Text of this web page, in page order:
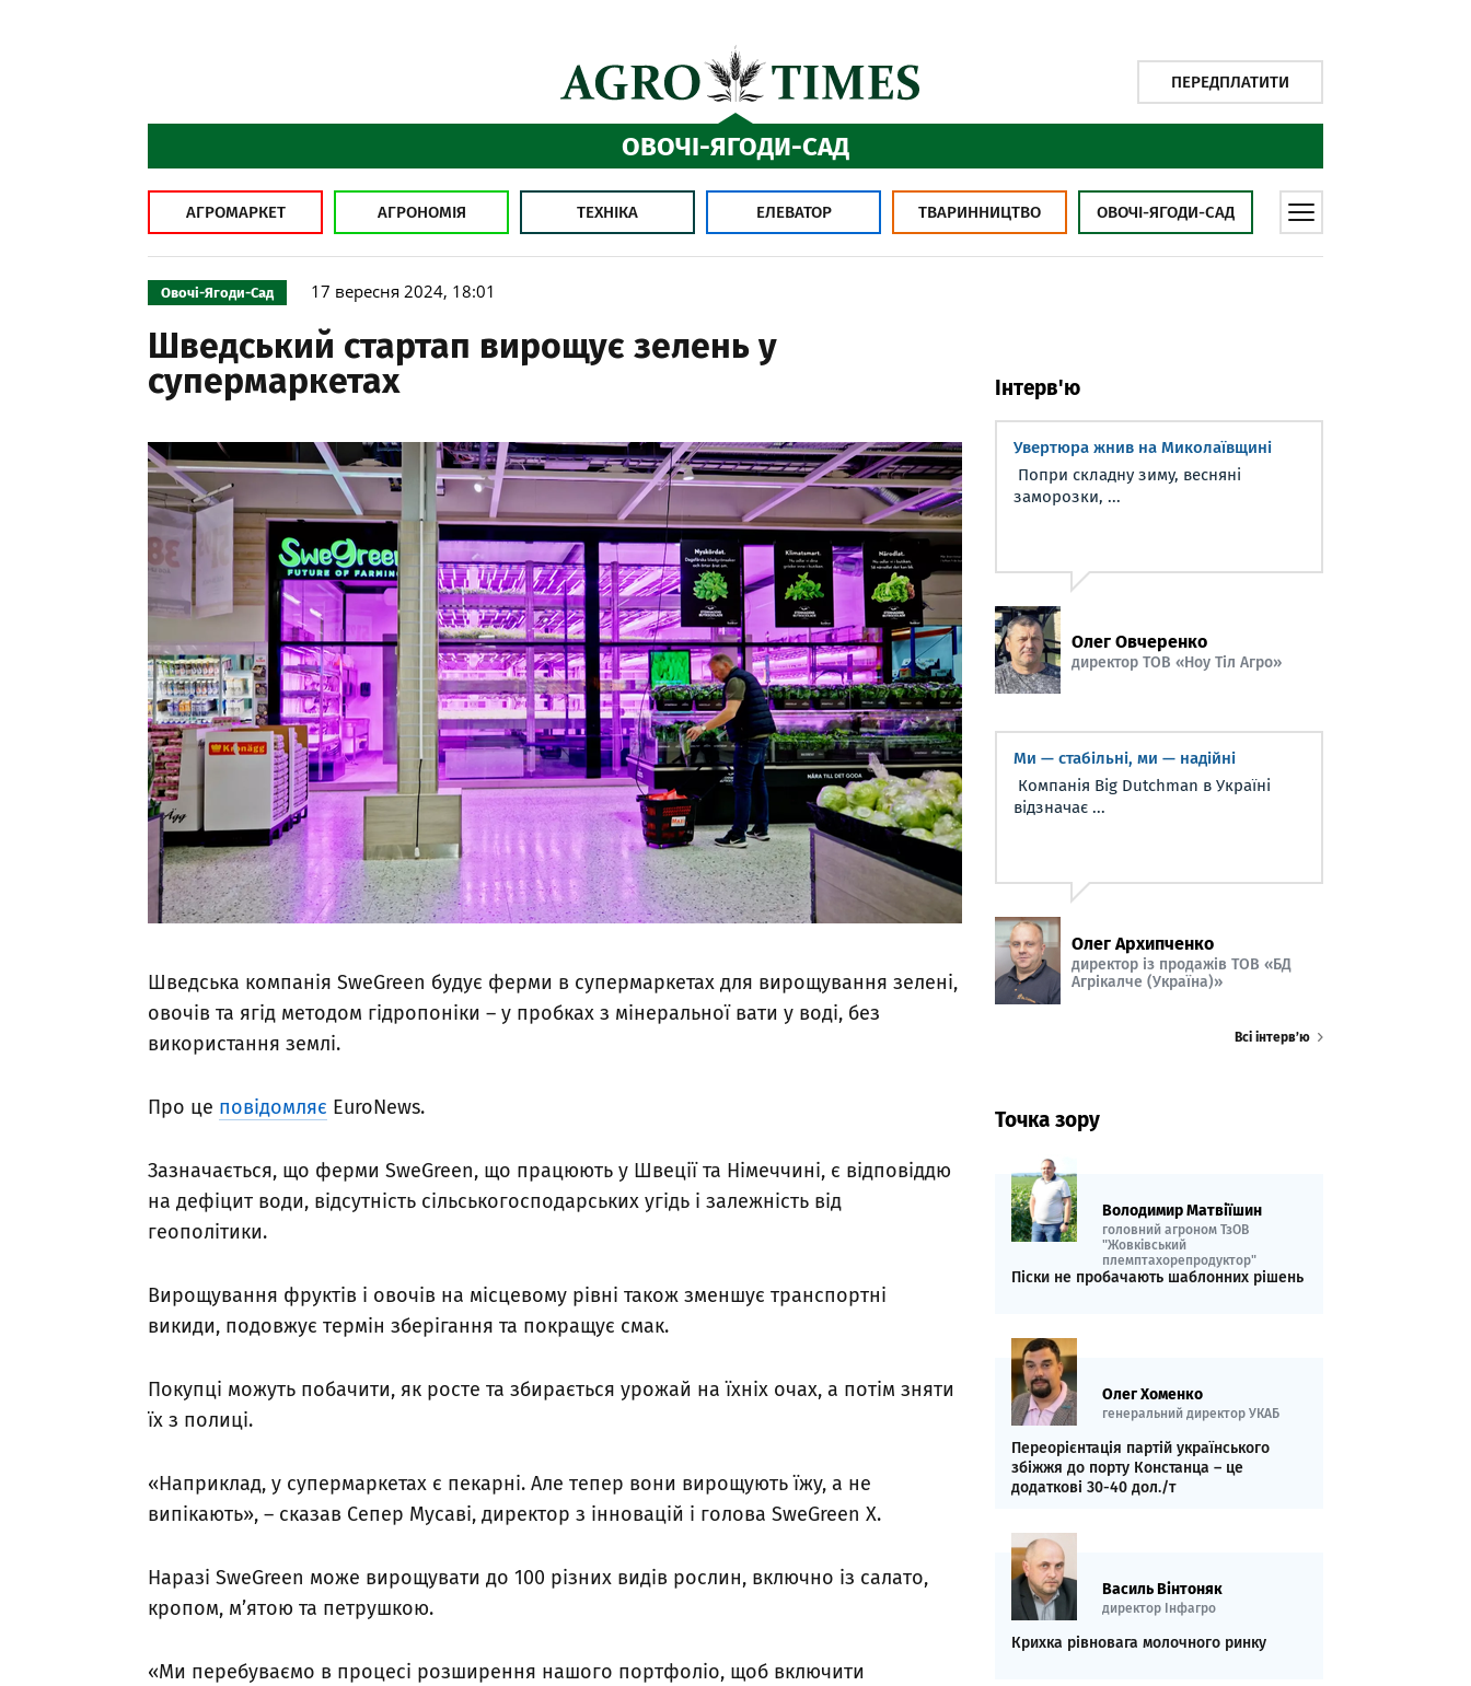
ПЕРЕДПЛАТИТИ
ОВОЧІ-ЯГОДИ-САД
АГРОМАРКЕТ АГРОНОМІЯ ТЕХНІКА ЕЛЕВАТОР ТВАРИННИЦТВО ОВОЧІ-ЯГОДИ-САД
Овочі-Ягоди-Сад 17 вересня 2024, 18:01
Шведський стартап вирощує зелень у
супермаркетах
Шведська компанія SweGreen будує ферми в супермаркетах для вирощування зелені,
овочів та ягід методом гідропоніки – у пробках з мінеральної вати у воді, без
використання землі.
Про це повідомляє EuroNews.
Зазначається, що ферми SweGreen, що працюють у Швеції та Німеччині, є відповіддю
на дефіцит води, відсутність сільськогосподарських угідь і залежність від
геополітики.
Вирощування фруктів і овочів на місцевому рівні також зменшує транспортні
викиди, подовжує термін зберігання та покращує смак.
Покупці можуть побачити, як росте та збирається урожай на їхніх очах, а потім зняти
їх з полиці.
«Наприклад, у супермаркетах є пекарні. Але тепер вони вирощують їжу, а не
випікають», – сказав Сепер Мусаві, директор з інновацій і голова SweGreen X.
Наразі SweGreen може вирощувати до 100 різних видів рослин, включно із салато,
кропом, м’ятою та петрушкою.
«Ми перебуваємо в процесі розширення нашого портфоліо, щоб включити
Інтерв'ю
Увертюра жнив на Миколаївщині
Попри складну зиму, весняні
заморозки, ...
Олег Овчеренко
директор ТОВ «Ноу Тіл Агро»
Ми — стабільні, ми — надійні
Компанія Big Dutchman в Україні
відзначає ...
Олег Архипченко
директор із продажів ТОВ «БД
Агрікалче (Україна)»
Всі інтерв’ю
Точка зору
Володимир Матвіїшин
головний агроном ТзОВ
"Жовківський
племптахорепродуктор"
Піски не пробачають шаблонних рішень
Олег Хоменко
генеральний директор УКАБ
Переорієнтація партій українського
збіжжя до порту Констанца – це
додаткові 30-40 дол./т
Василь Вінтоняк
директор Інфагро
Крихка рівновага молочного ринку